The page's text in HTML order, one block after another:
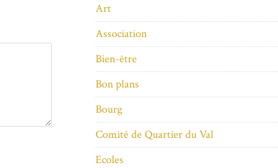
Art
Association
Bien-être
Bon plans
Bourg
Comité de Quartier du Val
Ecoles